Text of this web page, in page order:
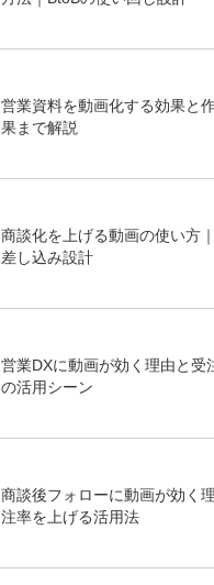
営業資料を動画化する効果と
果まで解説
商談化を上げる動画の使い方
差し込み設計
営業DXに動画が効く理由と受
の活用シーン
商談後フォローに動画が効く
注率を上げる活用法